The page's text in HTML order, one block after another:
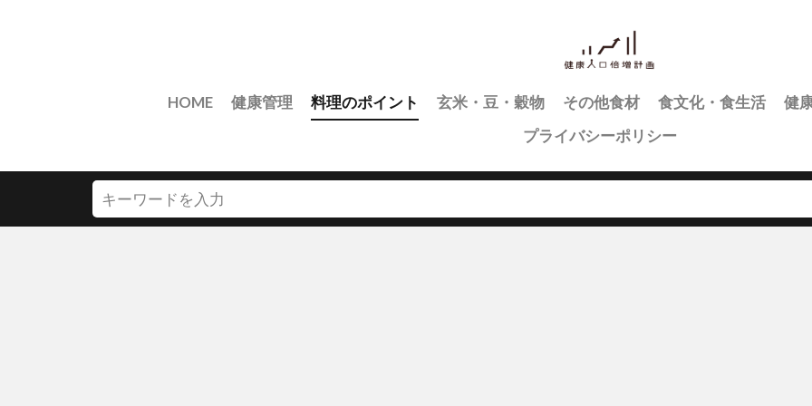
HOME 健康管理 料理のポイント 玄米・豆・穀物 その他食材 食文化・食生活
健
プライバシーポリシー